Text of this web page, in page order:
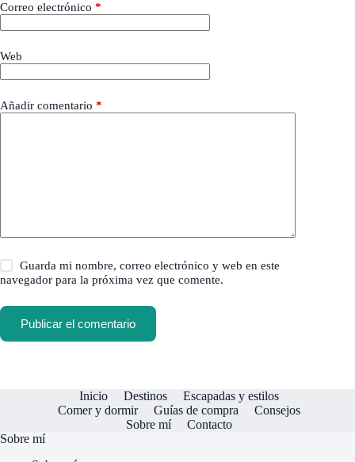
Correo electrónico *
Web
Añadir comentario *
Guarda mi nombre, correo electrónico y web en este
navegador para la próxima vez que comente.
Publicar el comentario
Inicio Destinos
Escapadas y estilos
Comer y dormir
Guías de compra
Consejos
Sobre mí
Contacto
Sobre mí